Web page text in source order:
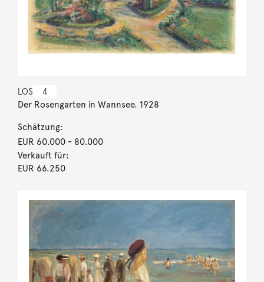
LOS 4
Der Rosengarten in Wannsee. 1928
Schätzung:
EUR 60.000- 80.000
Verkauft für:
EUR 66.250